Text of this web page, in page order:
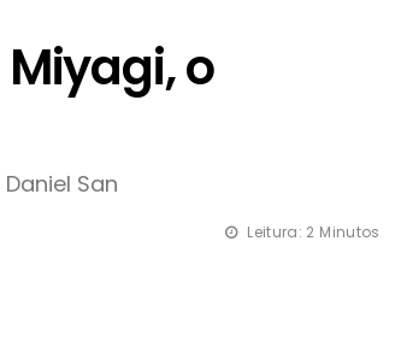
o
San
Leitura: 2 Minutos